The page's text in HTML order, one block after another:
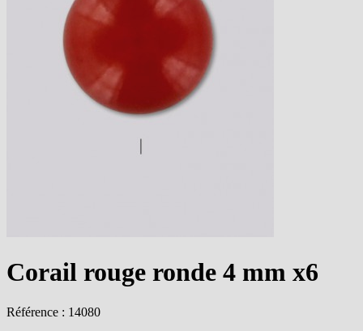
Corail rouge ronde 4 mm x6
Référence : 14080